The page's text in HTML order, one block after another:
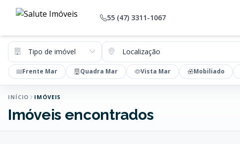
55 (47) 3311-1067
Tipo de imóvel Localização
Frente Mar Quadra Mar Vista Mar Mobiliado
INÍCIO IMÓVEIS
Imóveis encontrados